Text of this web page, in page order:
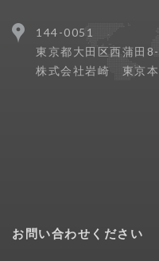
144-0051
東京都大田区西蒲田
株式会社岩崎 東京本
お問い合わせください